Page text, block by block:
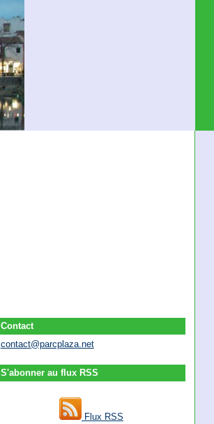
Contact
contact@parcplaza.net
S'abonner au flux RSS
Flux RSS